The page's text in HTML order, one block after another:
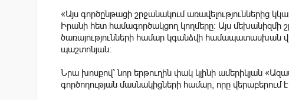
«Այս գործընթացի շրջանակում առավելություններից
Իրանի հետ համագործակցող կողմերը։ Այս
ծառայությունների համար կգանձվի համապատասխան
պաշտոնյան։
Նրա խոսքով՝ նոր երթուղին փակ կլինի ամերիկյան
գործողության մասնակիցների համար, որը վերաբերում է